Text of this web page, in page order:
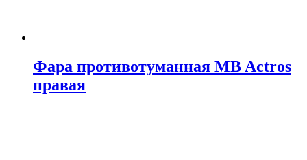
Фара противотуманная MB Actros
правая